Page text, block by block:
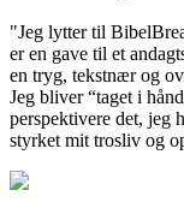
"Jeg lytter til
er en gave til et
en tryg, tekstnær og
Jeg bliver “taget i
perspektivere det, jeg
styrket mit trosliv og